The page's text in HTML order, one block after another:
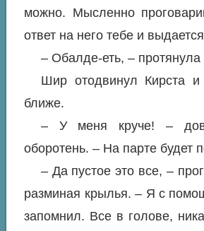
можно. Мысленно
ответ на него тебе и
– Обалде-еть, –
Шир отодвинул Кирста
ближе.
– У меня круче! –
оборотень. – На парте будет
– Да пустое это все, –
разминая крылья. – Я с
запомнил. Все в голове,